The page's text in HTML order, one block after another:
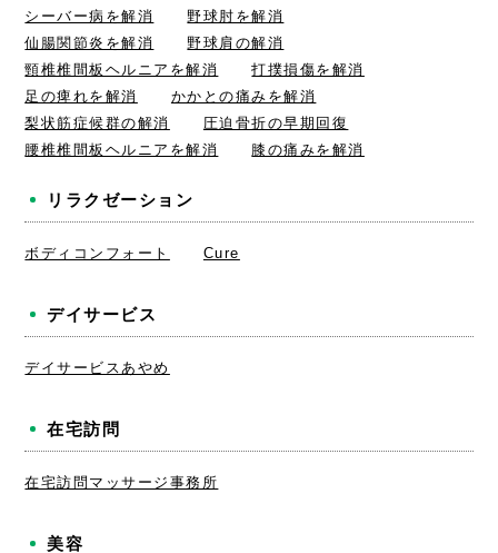
シーバー病を解消
野球肘を解消
仙腸関節炎を解消
野球肩の解消
頸椎椎間板ヘルニアを解消
打撲損傷を解消
足の痺れを解消
かかとの痛みを解消
梨状筋症候群の解消
圧迫骨折の早期回復
腰椎椎間板ヘルニアを解消
膝の痛みを解消
リラクゼーション
ボディコンフォート Cure
デイサービス
デイサービスあやめ
在宅訪問
在宅訪問マッサージ事務所
美容